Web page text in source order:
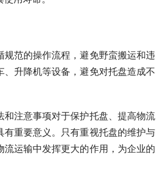
规范的操作流程，避免野蛮搬运和违
、升降机等设备，避免对托盘造成不
和注意事项对于保护托盘、提高物流
有重要意义。只有重视托盘的维护与
流运输中发挥更大的作用，为企业的